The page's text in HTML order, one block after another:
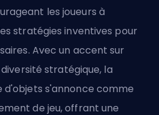
les joueurs à
stratégies inventives pour
Avec un accent sur
stratégique, la
d'objets s'annonce comme
de jeu, offrant une